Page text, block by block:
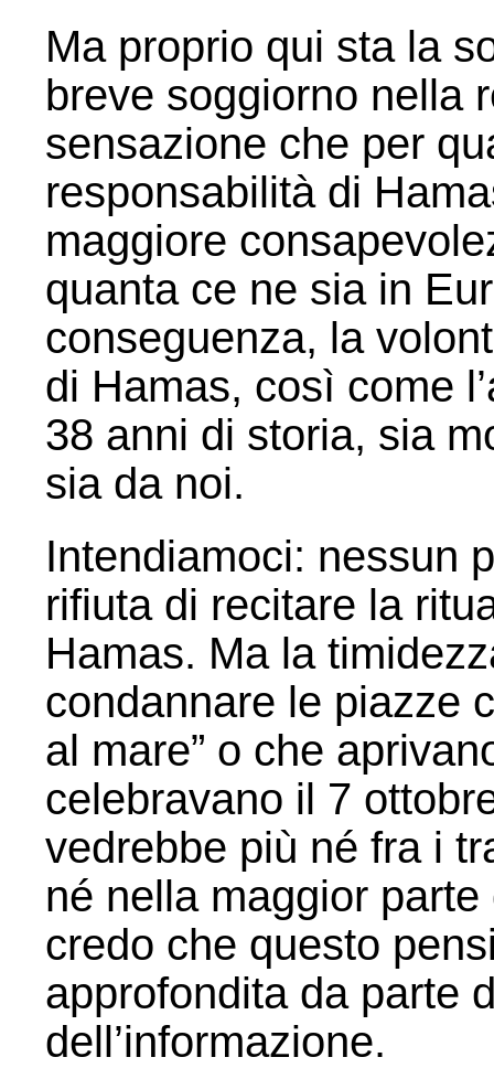
Ma proprio qui sta la
breve soggiorno nella
sensazione che per
responsabilità di
maggiore
quanta ce ne sia in
conseguenza, la
di Hamas, così come
38 anni di storia, sia
sia da noi.
Intendiamoci: nessun
rifiuta di recitare la
Hamas. Ma la
condannare le piazze
al mare” o che
celebravano il 7
vedrebbe più né fra i
né nella maggior
credo che questo
approfondita da parte
dell’informazione.